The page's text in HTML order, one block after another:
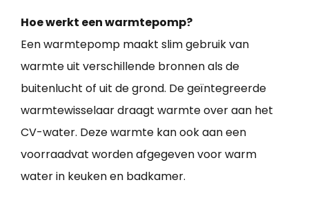
Hoe werkt een warmtepomp?
Een warmtepomp maakt slim gebruik van
warmte uit verschillende bronnen als de
buitenlucht of uit de grond. De geïntegreerde
warmtewisselaar draagt warmte over aan het
CV-water. Deze warmte kan ook aan een
voorraadvat worden afgegeven voor warm
water in keuken en badkamer.